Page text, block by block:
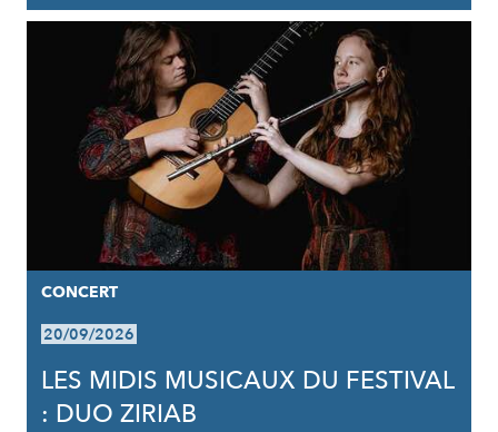
CONCERT
20/09/2026
LES MIDIS MUSICAUX DU FESTIVAL
: DUO ZIRIAB